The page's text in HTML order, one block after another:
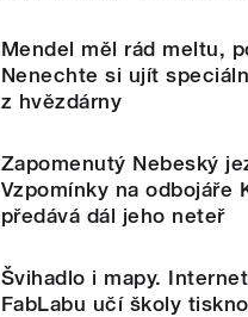
Mendel měl rád meltu,
Nenechte si ujít
z hvězdárny
Zapomenutý Nebeský
Vzpomínky na odbojáře
předává dál jeho neteř
Švihadlo i mapy.
FabLabu učí školy